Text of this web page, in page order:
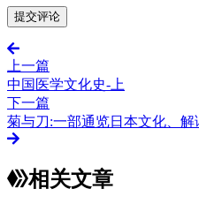
上一篇
中国医学文化史-上
下一篇
菊与刀:一部通览日本文化、
相关文章